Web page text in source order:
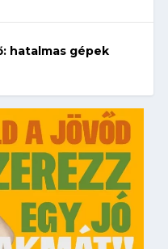
hatalmas gépek